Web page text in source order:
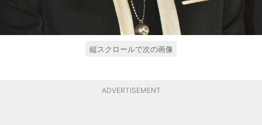
縦スクロールで次の画像
ADVERTISEMENT